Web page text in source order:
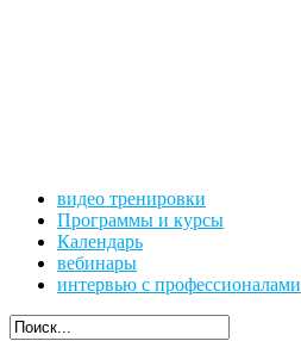
видео тренировки
Программы и курсы
Календарь
вебинары
интервью с профессионалами